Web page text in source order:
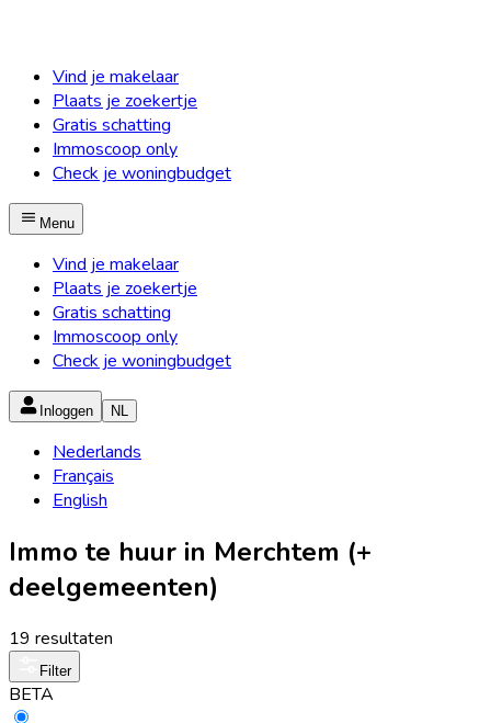
Vind je makelaar
Plaats je zoekertje
Gratis schatting
Immoscoop only
Check je woningbudget
Menu
Vind je makelaar
Plaats je zoekertje
Gratis schatting
Immoscoop only
Check je woningbudget
Inloggen NL
Nederlands
Français
English
Immo te huur in Merchtem (+
deelgemeenten)
19 resultaten
Filter
BETA